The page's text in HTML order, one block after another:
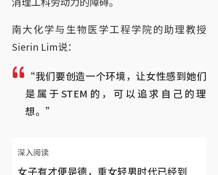
南大化学与生物医学工程学院的助理教授
Sierin Lim说：
“我们要创造一个环境，让女性感到她们
是属于STEM的，可以追求自己的理
想。”
深入阅读
女子有才便是德，重女轻男时代已经到